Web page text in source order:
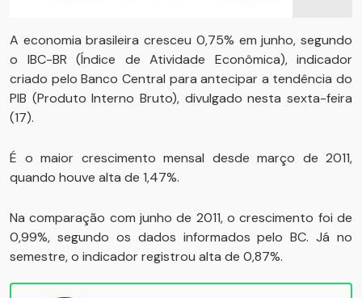
A economia brasileira cresceu 0,75% em junho, segundo
o IBC-BR (Índice de Atividade Econômica), indicador
criado pelo Banco Central para antecipar a tendência do
PIB (Produto Interno Bruto), divulgado nesta sexta-feira
(17).
É o maior crescimento mensal desde março de 2011,
quando houve alta de 1,47%.
Na comparação com junho de 2011, o crescimento foi de
0,99%, segundo os dados informados pelo BC. Já no
semestre, o indicador registrou alta de 0,87%.